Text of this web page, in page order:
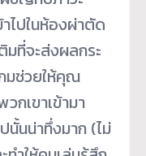
ไปในห้องผ่าตัด
มที่จะส่งผลกระ
มช่วยให้คุณ
กเขาเข้ามา
นั้นน่าทึ่งมาก (ไม่